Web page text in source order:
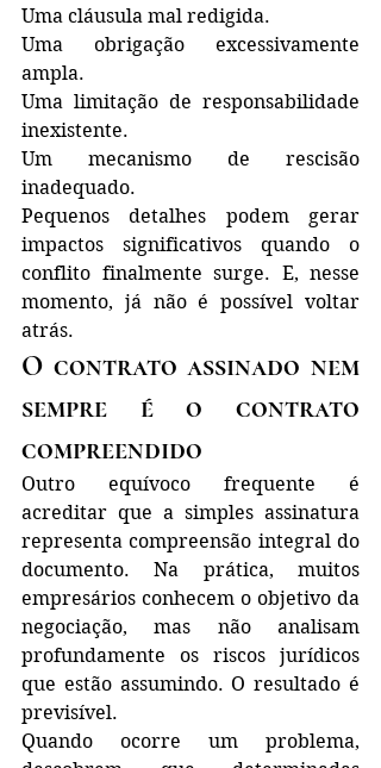
Uma cláusula mal redigida.
Uma obrigação excessivamente
ampla.
Uma limitação de responsabilidade
inexistente.
Um mecanismo de rescisão
inadequado.
Pequenos detalhes podem gerar
impactos significativos quando o
conflito finalmente surge. E, nesse
momento, já não é possível voltar
atrás.
O contrato assinado nem
sempre é o contrato
compreendido
Outro equívoco frequente é
acreditar que a simples assinatura
representa compreensão integral do
documento. Na prática, muitos
empresários conhecem o objetivo da
negociação, mas não analisam
profundamente os riscos jurídicos
que estão assumindo. O resultado é
previsível.
Quando ocorre um problema,